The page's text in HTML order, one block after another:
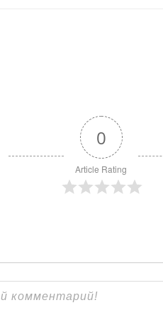
0
Article Rating